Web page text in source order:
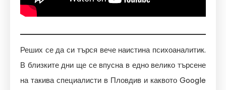
Реших се да си търся вече наистина психоаналитик.
В близките дни ще се впусна в едно велико търсене
на такива специалисти в Пловдив и каквото Google